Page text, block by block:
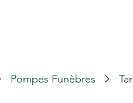
Pompes Funèbres